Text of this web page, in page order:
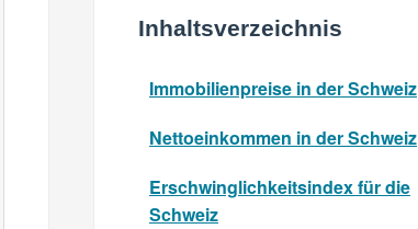
Inhaltsverzeichnis
Immobilienpreise in der Schweiz
Nettoeinkommen in der Schweiz
Erschwinglichkeitsindex für die
Schweiz